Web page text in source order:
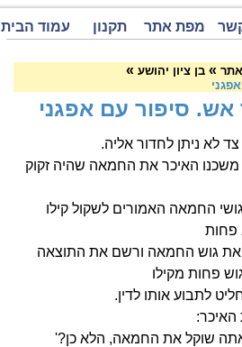
מפת אתר תקנון עמוד הבית
»בן ציון יהושע »
אש. סיפור עם אפגני
לא ניתן לחדור אליה.
האיכר את החמאה שהיה זקוק
החמאה האמורים לשקול קילו
פחות
את גוש החמאה ורשם את התוצאה
פחות מקילו
לתבוע אותו לדין.
שוקל את החמאה, הלא כן?'